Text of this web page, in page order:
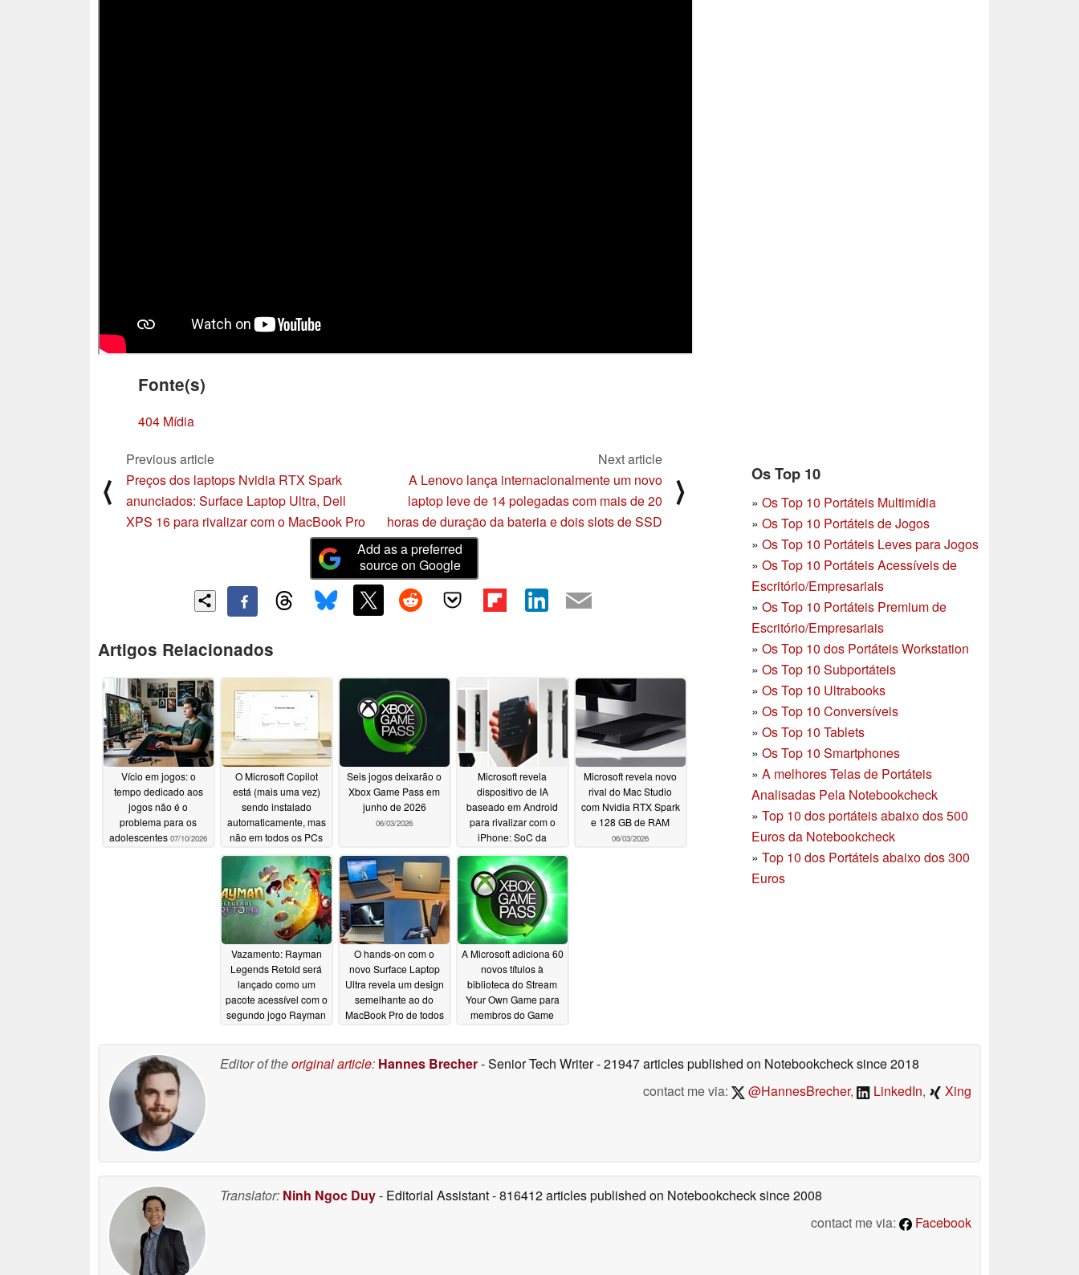
Fonte(s)
404 Mídia
Os Top 10
» Os Top 10 Portáteis Multimídia
» Os Top 10 Portáteis de Jogos
» Os Top 10 Portáteis Leves para Jogos
» Os Top 10 Portáteis Acessíveis de
Escritório/Empresariais
» Os Top 10 Portáteis Premium de
Escritório/Empresariais
» Os Top 10 dos Portáteis Workstation
» Os Top 10 Subportáteis
» Os Top 10 Ultrabooks
» Os Top 10 Conversíveis
» Os Top 10 Tablets
» Os Top 10 Smartphones
» A melhores Telas de Portáteis
Analisadas Pela Notebookcheck
» Top 10 dos portáteis abaixo dos 500
Euros da Notebookcheck
» Top 10 dos Portáteis abaixo dos 300
Euros
⟨
Previous article
Preços dos laptops Nvidia RTX Spark
anunciados: Surface Laptop Ultra, Dell
XPS 16 para rivalizar com o MacBook Pro
Next article
A Lenovo lança internacionalmente um novo
laptop leve de 14 polegadas com mais de 20
horas de duração da bateria e dois slots de SSD
⟩
Add as a preferred
source on Google
Artigos Relacionados
Vício em jogos: o
tempo dedicado aos
jogos não é o
problema para os
adolescentes 07/10/2026
O Microsoft Copilot
está (mais uma vez)
sendo instalado
automaticamente, mas
não em todos os PCs
06/22/2026
Seis jogos deixarão o
Xbox Game Pass em
junho de 2026
06/03/2026
Microsoft revela
dispositivo de IA
baseado em Android
para rivalizar com o
iPhone: SoC da
frontal superior, tela
pequena, 5G06/03/2026
Microsoft revela novo
rival do Mac Studio
com Nvidia RTX Spark
e 128 GB de RAM
06/03/2026
Vazamento: Rayman
Legends Retold será
lançado como um
pacote acessível com o
segundo jogo Rayman
O hands-on com o
novo Surface Laptop
Ultra revela um design
semelhante ao do
MacBook Pro de todos
A Microsoft adiciona 60
novos títulos à
biblioteca do Stream
Your Own Game para
membros do Game
Editor of theoriginal article: Hannes Brecher- Senior Tech Writer- 21947 articles published on Notebookchecksince 2018
contact me via:
@HannesBrecher, LinkedIn, Xing
Translator: Ninh Ngoc Duy- Editorial Assistant- 816412 articles published on Notebookchecksince 2008
contact me via:
Facebook